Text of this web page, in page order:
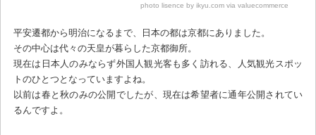
photo lisence by ikyu.com via valuecommerce
平安遷都から明治になるまで、日本の都は京都にありました。
その中心は代々の天皇が暮らした京都御所。
現在は日本人のみならず外国人観光客も多く訪れる、人気観光スポッ
トのひとつとなっていますよね。
以前は春と秋のみの公開でしたが、現在は希望者に通年公開されてい
るんですよ。